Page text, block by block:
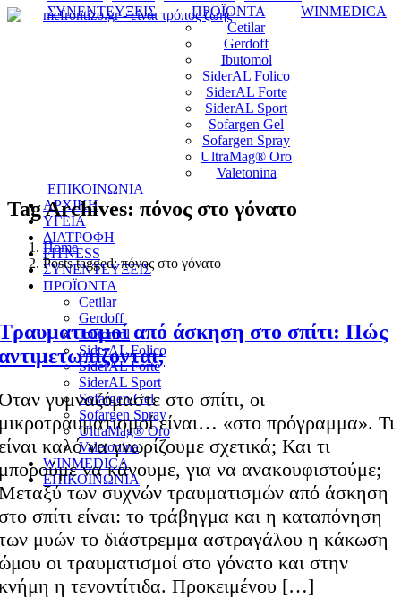
ΣΥΝΕΝΤΕΥΞΕΙΣ
ΠΡΟΪΟΝΤΑ
Cetilar
Gerdoff
Ibutomol
SiderAL Folico
SiderAL Forte
SiderAL Sport
Sofargen Gel
Sofargen Spray
UltraMag® Oro
Valetonina
WINMEDICA
ΕΠΙΚΟΙΝΩΝΙΑ
ΑΡΧΙΚΗ
ΥΓΕΙΑ
ΔΙΑΤΡΟΦΗ
FITNESS
ΣΥΝΕΝΤΕΥΞΕΙΣ
ΠΡΟΪΟΝΤΑ
Cetilar
Gerdoff
Ibutomol
SiderAL Folico
SiderAL Forte
SiderAL Sport
Sofargen Gel
Sofargen Spray
UltraMag® Oro
Valetonina
WINMEDICA
ΕΠΙΚΟΙΝΩΝΙΑ
Tag Archives: πόνος στο γόνατο
Home
Posts tagged: πόνος στο γόνατο
από άσκηση στο σπίτι: Πώς
γυμναζόμαστε στο σπίτι, οι
είναι… «στο πρόγραμμα». Τι
καλό να γνωρίζουμε σχετικά; Και τι
να κάνουμε, για να ανακουφιστούμε;
των συχνών τραυματισμών από άσκηση
σπίτι είναι: το τράβηγμα και η καταπόνηση
μυών το διάστρεμμα αστραγάλου η κάκωση
οι τραυματισμοί στο γόνατο και στην
η τενοντίτιδα. Προκειμένου […]